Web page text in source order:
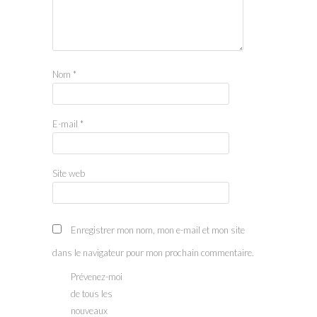
Nom *
E-mail *
Site web
Enregistrer mon nom, mon e-mail et mon site
dans le navigateur pour mon prochain commentaire.
Prévenez-moi
de tous les
nouveaux